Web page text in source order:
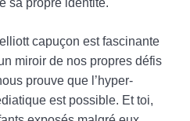
capuçon est fascinante
miroir de nos propres défis
prouve que l’hyper-
est possible. Et toi,